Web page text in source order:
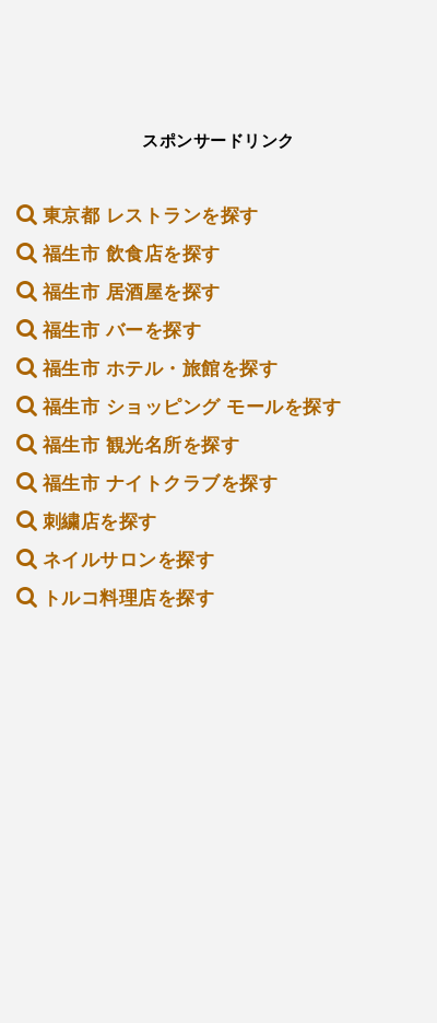
スポンサードリンク
東京都 レストランを探す
福生市 飲食店を探す
福生市 居酒屋を探す
福生市 バーを探す
福生市 ホテル・旅館を探す
福生市 ショッピング モールを探す
福生市 観光名所を探す
福生市 ナイトクラブを探す
刺繍店を探す
ネイルサロンを探す
トルコ料理店を探す